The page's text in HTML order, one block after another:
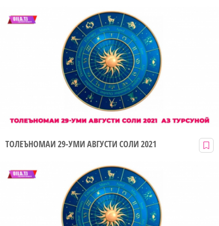
ТОЛЕЪНОМАИ 29-УМИ АВГУСТИ СОЛИ 2021